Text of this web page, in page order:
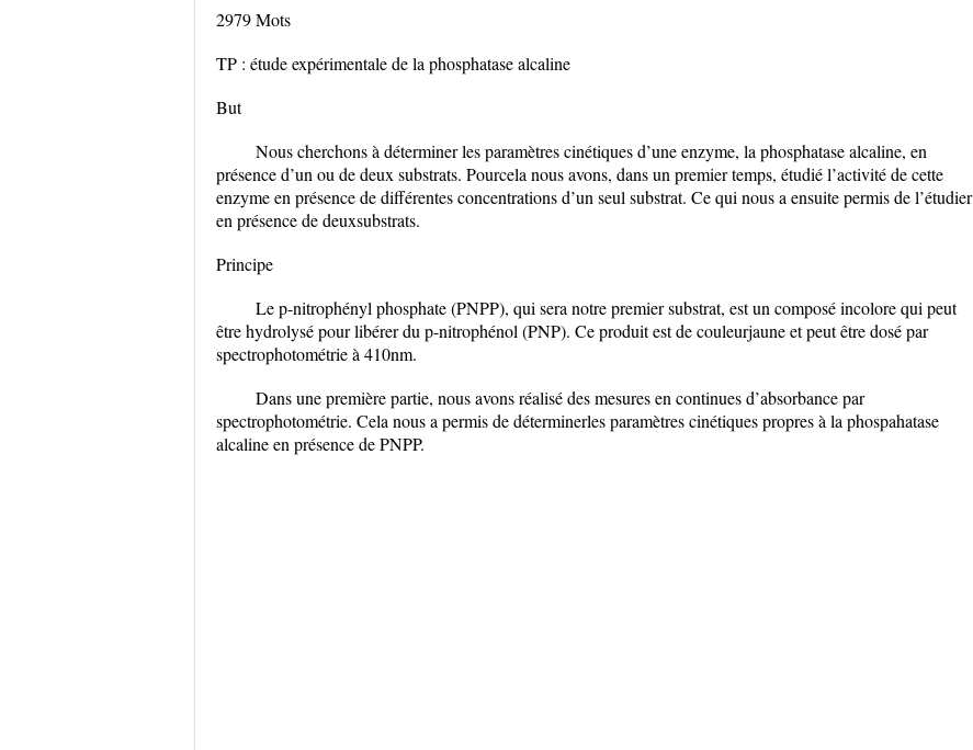
2979 Mots
TP : étude expérimentale de la phosphatase alcaline
But
Nous cherchons à déterminer les paramètres cinétiques d’une enzyme, la phosphatase alcaline, en
présence d’un ou de deux substrats. Pourcela nous avons, dans un premier temps, étudié l’activité de cette
enzyme en présence de différentes concentrations d’un seul substrat. Ce qui nous a ensuite permis de l’étudier
en présence de deuxsubstrats.
Principe
Le p-nitrophényl phosphate (PNPP), qui sera notre premier substrat, est un composé incolore qui peut
être hydrolysé pour libérer du p-nitrophénol (PNP). Ce produit est de couleurjaune et peut être dosé par
spectrophotométrie à 410nm.
Dans une première partie, nous avons réalisé des mesures en continues d’absorbance par
spectrophotométrie. Cela nous a permis de déterminerles paramètres cinétiques propres à la phospahatase
alcaline en présence de PNPP.